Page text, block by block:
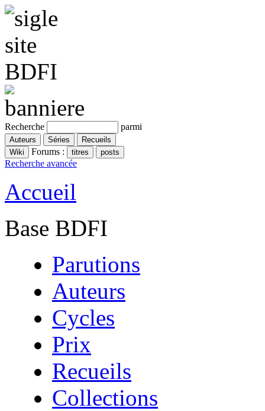
Recherche parmi
Forums :
Recherche avancée
Accueil
Base BDFI
Parutions
Auteurs
Cycles
Prix
Recueils
Collections